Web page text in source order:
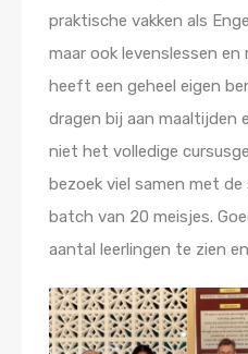
praktische vakken als
maar ook levenslessen
heeft een geheel eigen
dragen bij aan maaltijden
niet het volledige
bezoek viel samen met
batch van 20 meisjes.
aantal leerlingen te zien